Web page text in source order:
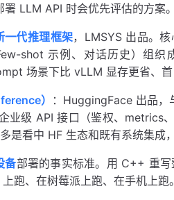
LLM API 时会优先评估的方案。
一代推理框架，LMSYS 出品。
shot 示例、对话历史）组织
场景下比 vLLM 显存更省、首
） ：HuggingFace 出品，
业级 API 接口（鉴权、metrics
是看中 HF 生态和既有系统集成
备部署的事实标准。用 C++ 重
跑、在树莓派上跑、在手机上跑